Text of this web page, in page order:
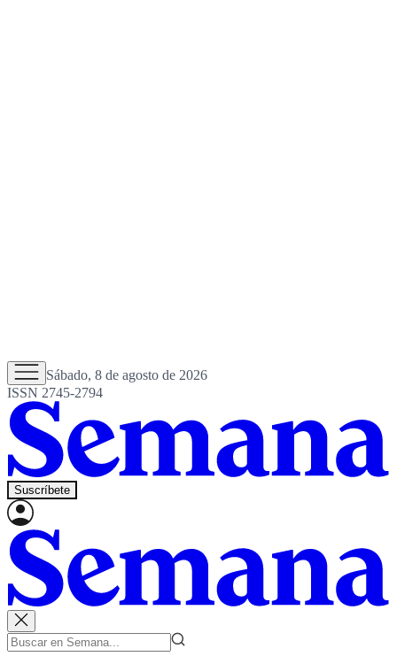
Sábado, 8 de agosto de 2026
ISSN 2745-2794
Suscríbete